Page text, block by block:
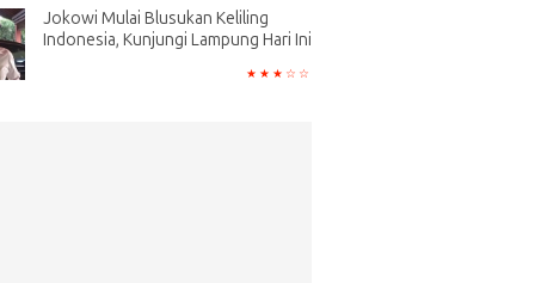
Jokowi Mulai Blusukan Keliling
Indonesia, Kunjungi Lampung Hari Ini